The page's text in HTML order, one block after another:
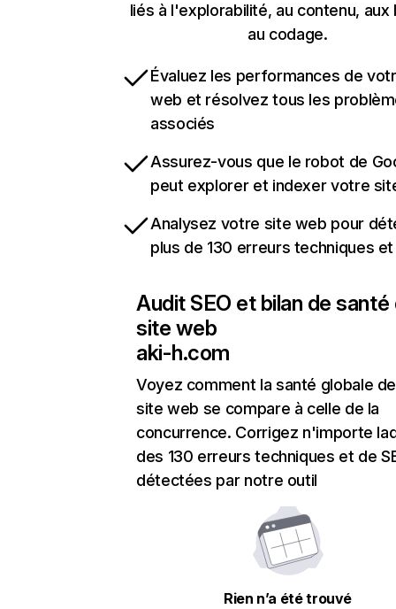
liés à l'explorabilité, au contenu, aux
au codage.
Évaluez les performances de
web et résolvez tous les
associés
Assurez-vous que le robot de
peut explorer et indexer votre
Analysez votre site web pour
plus de 130 erreurs techniques et
Audit SEO et bilan de santé
site web
aki-h.com
Voyez comment la santé globale
site web se compare à celle de la
concurrence. Corrigez n'importe
des 130 erreurs techniques et de
détectées par notre outil
Rien n’a été trouvé